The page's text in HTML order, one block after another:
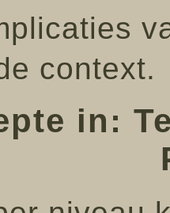
context.
in: